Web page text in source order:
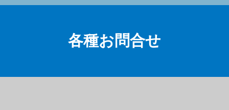
各種お問合せ